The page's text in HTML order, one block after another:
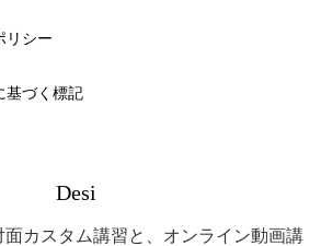
リシー
基づく標記
Desi
カスタム講習と、オンライン動画講